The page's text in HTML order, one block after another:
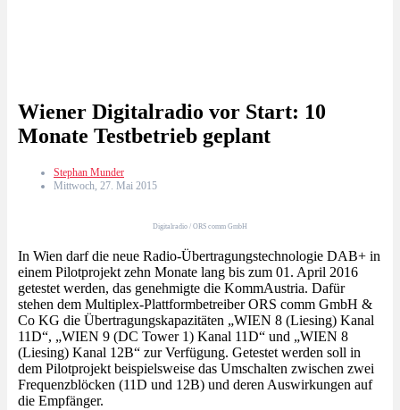
Wiener Digitalradio vor Start: 10
Monate Testbetrieb geplant
Stephan Munder
Mittwoch, 27. Mai 2015
Digitalradio / ORS comm GmbH
In Wien darf die neue Radio-Übertragungstechnologie DAB+ in
einem Pilotprojekt zehn Monate lang bis zum 01. April 2016
getestet werden, das genehmigte die KommAustria. Dafür
stehen dem Multiplex-Plattformbetreiber ORS comm GmbH &
Co KG die Übertragungskapazitäten „WIEN 8 (Liesing) Kanal
11D“, „WIEN 9 (DC Tower 1) Kanal 11D“ und „WIEN 8
(Liesing) Kanal 12B“ zur Verfügung. Getestet werden soll in
dem Pilotprojekt beispielsweise das Umschalten zwischen zwei
Frequenzblöcken (11D und 12B) und deren Auswirkungen auf
die Empfänger.